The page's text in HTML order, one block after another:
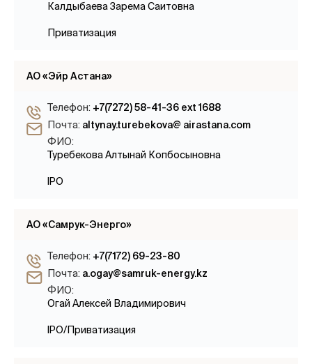
Калдыбаева Зарема Саитовна
Приватизация
АО «Эйр Астана»
Телефон: +7(7272) 58-41-36 ext 1688
Почта: altynay.turebekova@ airastana.com
ФИО:
Туребекова Алтынай Копбосыновна
IPO
АО «Самрук-Энерго»
Телефон: +7(7172) 69-23-80
Почта: a.ogay@samruk-energy.kz
ФИО:
Огай Алексей Владимирович
IPO/Приватизация